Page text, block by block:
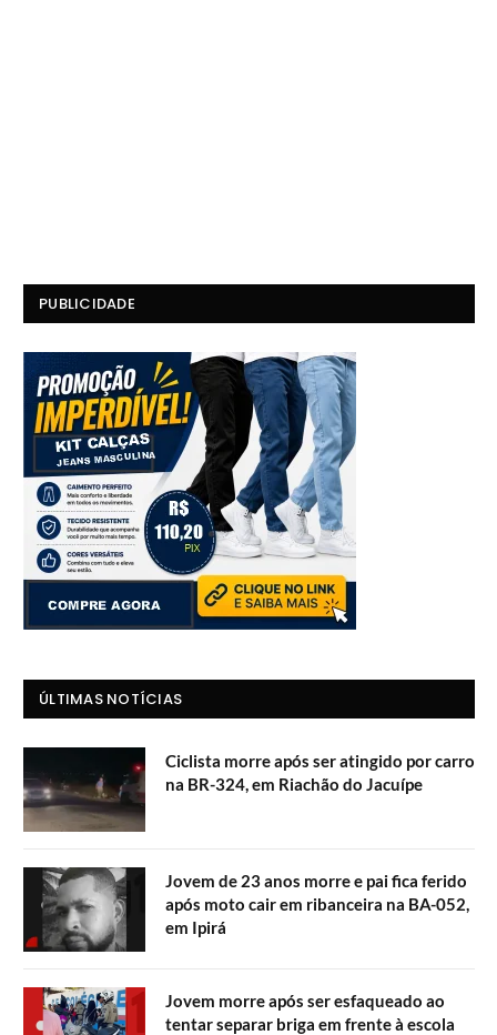
PUBLICIDADE
ÚLTIMAS NOTÍCIAS
Ciclista morre após ser atingido por carro
na BR-324, em Riachão do Jacuípe
Jovem de 23 anos morre e pai fica ferido
após moto cair em ribanceira na BA-052,
em Ipirá
Jovem morre após ser esfaqueado ao
tentar separar briga em frente à escola